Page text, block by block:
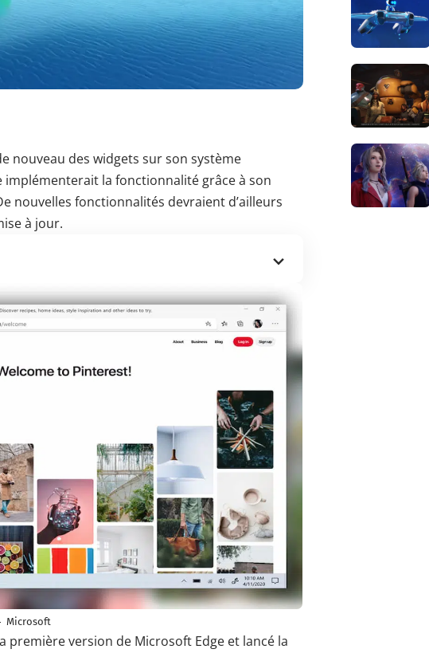
nouveau des widgets sur son système
implémenterait la fonctionnalité grâce à son
nouvelles fonctionnalités devraient d’ailleurs
à jour.
Microsoft
première version de Microsoft Edge et lancé la